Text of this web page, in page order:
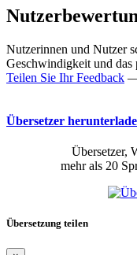
Nutzerinnen und Nutzer
Geschwindigkeit und das
Teilen Sie Ihr Feedback —
Übersetzer
Übersetzer,
mehr als 20
Übersetzung teilen